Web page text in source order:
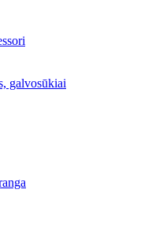
galvosūkiai